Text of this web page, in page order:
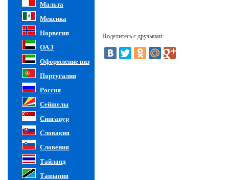
Мальта
Мексика
Норвегия
ОАЭ
Оформление виз
Португалия
Россия
Сейшелы
Сингапур
Словакия
Словения
Тайланд
Танзания
Поделитесь с друзьями: